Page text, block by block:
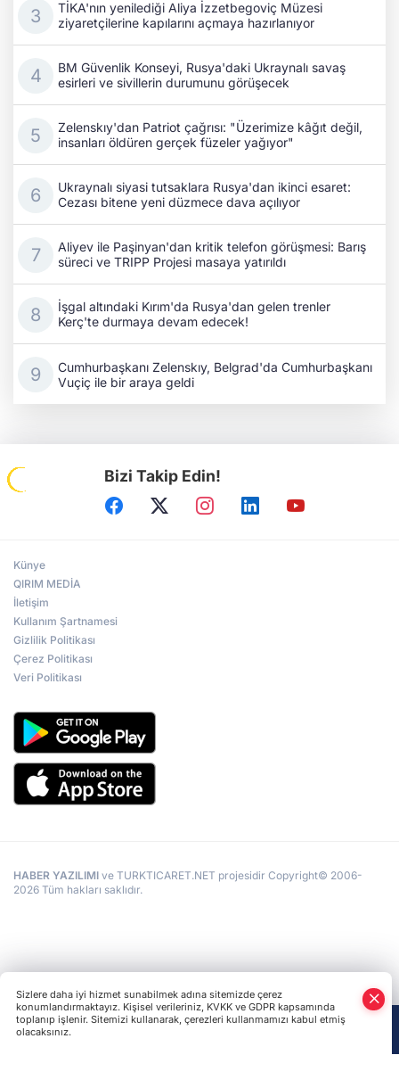
TİKA'nın yenilediği Aliya İzzetbegoviç Müzesi
ziyaretçilerine kapılarını açmaya hazırlanıyor
BM Güvenlik Konseyi, Rusya'daki Ukraynalı savaş
esirleri ve sivillerin durumunu görüşecek
Zelenskıy'dan Patriot çağrısı: "Üzerimize kâğıt değil,
insanları öldüren gerçek füzeler yağıyor"
Ukraynalı siyasi tutsaklara Rusya'dan ikinci esaret:
Cezası bitene yeni düzmece dava açılıyor
Aliyev ile Paşinyan'dan kritik telefon görüşmesi: Barış
süreci ve TRIPP Projesi masaya yatırıldı
İşgal altındaki Kırım'da Rusya'dan gelen trenler
Kerç'te durmaya devam edecek!
Cumhurbaşkanı Zelenskıy, Belgrad'da Cumhurbaşkanı
Vuçiç ile bir araya geldi
Bizi Takip Edin!
Künye
QIRIM MEDİA
İletişim
Kullanım Şartnamesi
Gizlilik Politikası
Çerez Politikası
Veri Politikası
HABER YAZILIMI ve TURKTICARET.NET projesidir Copyright© 2006-
2026 Tüm hakları saklıdır.
Sizlere daha iyi hizmet sunabilmek adına sitemizde çerez
konumlandırmaktayız. Kişisel verileriniz, KVKK ve GDPR kapsamında
toplanıp işlenir. Sitemizi kullanarak, çerezleri kullanmamızı kabul etmiş
olacaksınız.